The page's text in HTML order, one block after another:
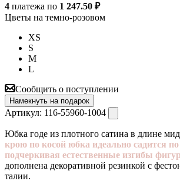
4 платежа по 1 247.50 ₽
Цветы на темно-розовом
XS
S
M
L
Сообщить о поступлении
Намекнуть на подарок
Артикул: 116-55960-1004
Юбка годе из плотного сатина в длине
крою по косой юбка идеально садится
подчеркивая естественные изгибы
дополнена декоративной резинкой с
талии.